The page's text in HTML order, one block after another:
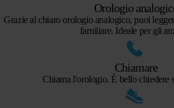
Orologio
Grazie al chiaro orologio analogico, puoi
familiare. Ideale per gli
Chiamare
Chiama l'orologio. È bello chiedere